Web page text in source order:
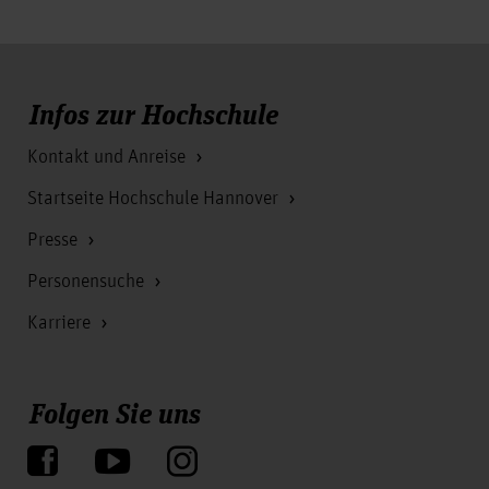
Infos zur Hochschule
Kontakt und Anreise
Startseite Hochschule Hannover
Presse
Personensuche
Karriere
Folgen Sie uns